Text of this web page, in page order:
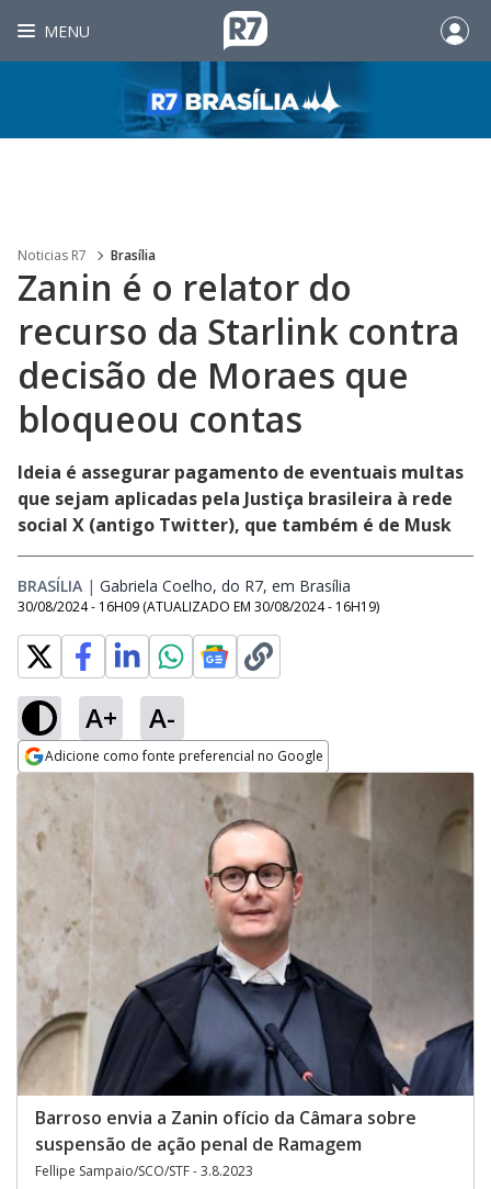
MENU
Noticias R7 Brasília
Zanin é o relator do
recurso da Starlink contra
decisão de Moraes que
bloqueou contas
Ideia é assegurar pagamento de eventuais multas
que sejam aplicadas pela Justiça brasileira à rede
social X (antigo Twitter), que também é de Musk
BRASÍLIA | Gabriela Coelho, do R7, em Brasília
30/08/2024 - 16H09 (ATUALIZADO EM 30/08/2024 - 16H19)
A+ A-
Adicione como fonte preferencial no Google
Opens in new window
Barroso envia a Zanin ofício da Câmara sobre
suspensão de ação penal de Ramagem
Fellipe Sampaio/SCO/STF - 3.8.2023